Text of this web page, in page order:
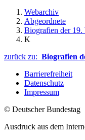
Webarchiv
Abgeordnete
Biografien der 19.
K
zurück zu: Biografien
Barrierefreiheit
Datenschutz
Impressum
© Deutscher Bundestag
Ausdruck aus dem